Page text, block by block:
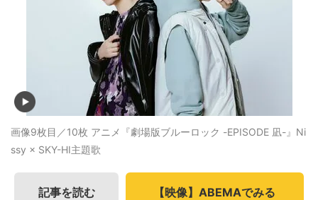
画像9枚目／10枚 アニメ『劇場版ブルーロック -EPISODE 凪-』Ni
ssy × SKY-HI主題歌
記事を読む 【映像】ABEMAでみる